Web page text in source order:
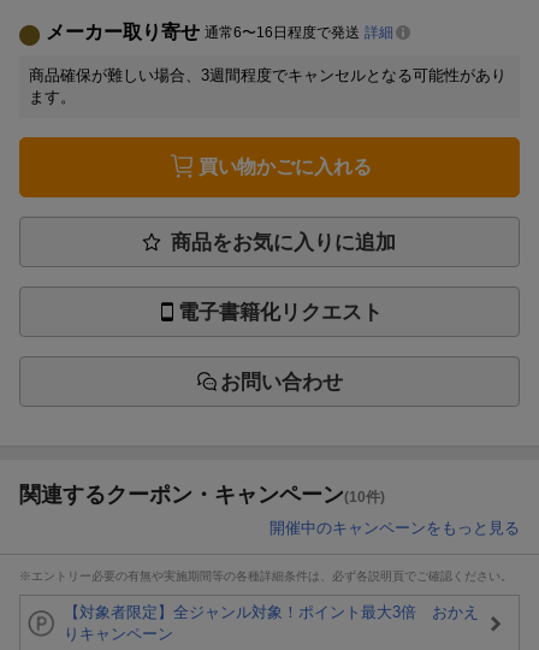
メーカー取り寄せ 通常6〜16日程度で発送 詳細
商品確保が難しい場合、3週間程度でキャンセルとなる可能性があり
ます。
買い物かごに入れる
商品をお気に入りに追加
電子書籍化リクエスト
お問い合わせ
関連するクーポン・キャンペーン(10件)
開催中のキャンペーンをもっと見る
※エントリー必要の有無や実施期間等の各種詳細条件は、必ず各説明頁でご確認ください。
【対象者限定】全ジャンル対象！ポイント最大3倍 おかえ
りキャンペーン